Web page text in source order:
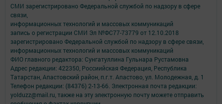
СМИ зарегистрировано Федеральной службой по надзору в сфере
связи,
информационных технологий и массовых коммуникаций
запись о регистрации СМИ Эл №ФС77-73779 от 12.10.2018
зарегистрировано Федеральной службой по надзору в сфере связи,
информационных технологий и массовых коммуникаций
ФИО главного редактора: Сунгатуллина Гульнара Рустамовна
Адрес редакции: 422350, Россиийская Федерация, Республика
Татарстан, Апастовский район, п.г.т. Апастово, ул. Молодежная, д. 1
Телефон редакции: (84376) 2-13-66. Электронная почта редакции:
yolduzz@mail.ru, также на эту электронную почту можете отправить